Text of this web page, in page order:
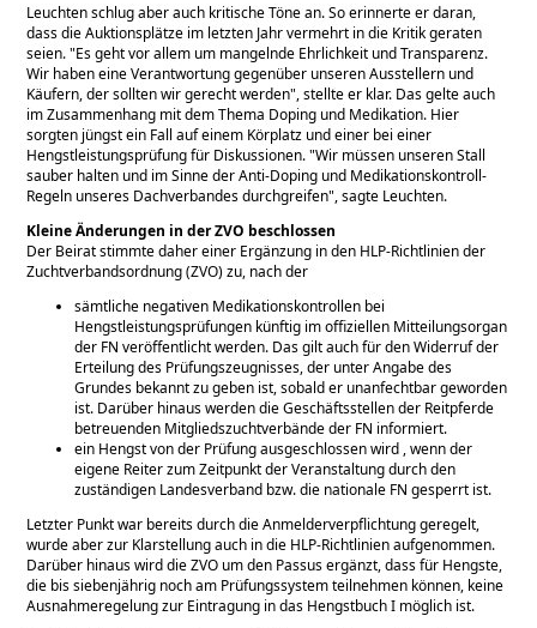
Leuchten schlug aber auch kritische Töne an. So erinnerte er daran,
dass die Auktionsplätze im letzten Jahr vermehrt in die Kritik geraten
seien. Es geht vor allem um mangelnde Ehrlichkeit und Transparenz.
Wir haben eine Verantwortung gegenüber unseren Ausstellern und
Käufern, der sollten wir gerecht werden , stellte er klar. Das gelte auch
im Zusammenhang mit dem Thema Doping und Medikation. Hier
sorgten jüngst ein Fall auf einem Körplatz und einer bei einer
Hengstleistungsprüfung für Diskussionen. Wir müssen unseren Stall
sauber halten und im Sinne der Anti-Doping und Medikationskontroll-
Regeln unseres Dachverbandes durchgreifen , sagte Leuchten.
Kleine Änderungen in der ZVO beschlossen
Der Beirat stimmte daher einer Ergänzung in den HLP-Richtlinien der
Zuchtverbandsordnung (ZVO) zu, nach der
sämtliche negativen Medikationskontrollen bei
Hengstleistungsprüfungen künftig im offiziellen Mitteilungsorgan
der FN veröffentlicht werden. Das gilt auch für den Widerruf der
Erteilung des Prüfungszeugnisses, der unter Angabe des
Grundes bekannt zu geben ist, sobald er unanfechtbar geworden
ist. Darüber hinaus werden die Geschäftsstellen der Reitpferde
betreuenden Mitgliedszuchtverbände der FN informiert.
ein Hengst von der Prüfung ausgeschlossen wird , wenn der
eigene Reiter zum Zeitpunkt der Veranstaltung durch den
zuständigen Landesverband bzw. die nationale FN gesperrt ist.
Letzter Punkt war bereits durch die Anmelderverpflichtung geregelt,
wurde aber zur Klarstellung auch in die HLP-Richtlinien aufgenommen.
Darüber hinaus wird die ZVO um den Passus ergänzt, dass für Hengste,
die bis siebenjährig noch am Prüfungssystem teilnehmen können, keine
Ausnahmeregelung zur Eintragung in das Hengstbuch I möglich ist.